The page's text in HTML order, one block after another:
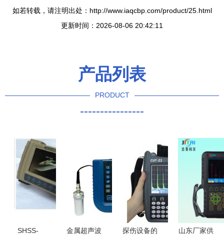
如若转载，请注明出处：http://www.iaqcbp.com/product/25.html
更新时间：2026-08-06 20:42:11
产品列表
PRODUCT
----------------
SHSS-
金属超声波
探伤设备的
山东厂家供